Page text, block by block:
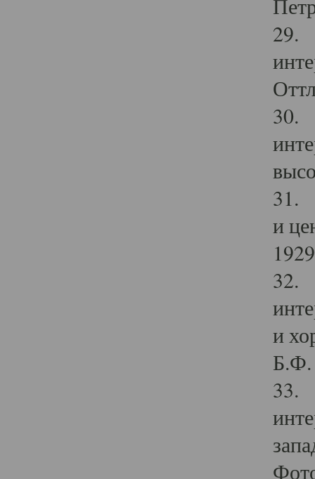
29.
30.
31.
и
32.
и
Б.Ф.
33.